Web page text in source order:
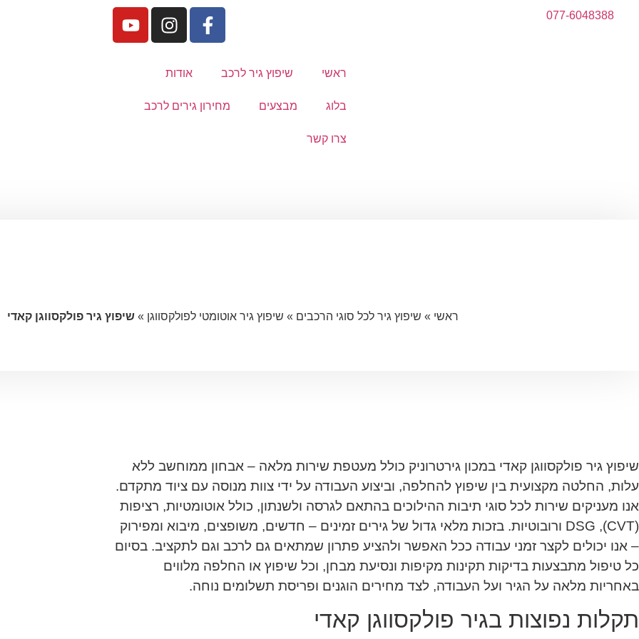
077-6048388
ראשי שיפוץ גיר לרכב אודות
בלוג מבצעים מחירון גירים לרכב
צרו קשר
ראשי » שיפוץ גיר לכל סוגי הרכבים » שיפוץ גיר אוטומטי לפולקסווגן »שיפוץ גיר פולקסווגן קאדי
שיפוץ גיר פולקסווגן קאדי במכון גירטרוניק כולל מעטפת שירות מלאה – אבחון ממוחשב ללא
עלות, החלטה מקצועית בין שיפוץ להחלפה, וביצוע העבודה על ידי צוות מנוסה עם ציוד מתקדם.
אנו מעניקים שירות לכל סוגי תיבות ההילוכים בהתאם לגרסה ולשנתון, כולל אוטומטיות, רציפות
(CVT), DSG ורובוטיות. בזכות מלאי גדול של גירים זמינים – חדשים, משופצים, מיבוא ומפירוק
– אנו יכולים לקצר זמני עבודה ככל האפשר ולהציע פתרון שמתאים גם לרכב וגם לתקציב. בסיום
כל טיפול מתבצעות בדיקות תקינות מקיפות ונסיעת מבחן, וכל שיפוץ או החלפה מלווים
באחריות מלאה על הגיר ועל העבודה, לצד מחירים הוגנים ופריסת תשלומים נוחה.
תקלות נפוצות בגיר פולקסווגן קאדי